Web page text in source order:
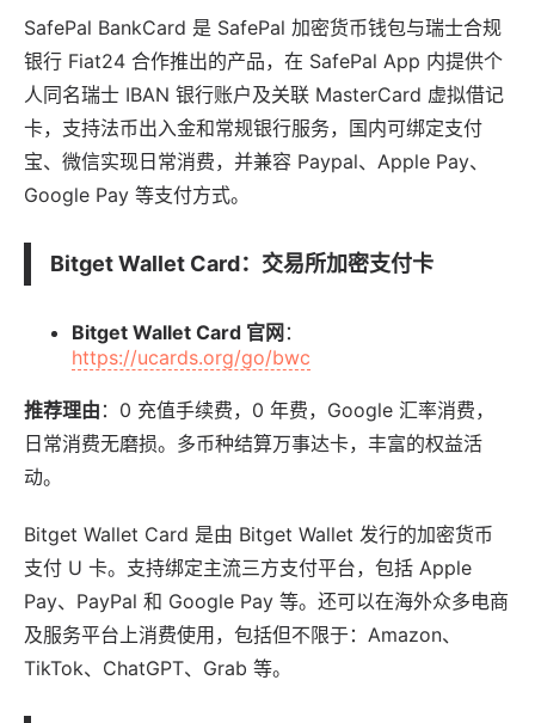
SafePal BankCard 是 SafePal 加密货币钱包与瑞士合规
银行 Fiat24 合作推出的产品，在 SafePal App 内提供个
人同名瑞士 IBAN 银行账户及关联 MasterCard 虚拟借记
卡，支持法币出入金和常规银行服务，国内可绑定支付
宝、微信实现日常消费，并兼容 Paypal、Apple Pay、
Google Pay 等支付方式。
Bitget Wallet Card：交易所加密支付卡
Bitget Wallet Card 官网 ：
https://ucards.org/go/bwc
推荐理由 ：0 充值手续费，0 年费，Google 汇率消费，
日常消费无磨损。多币种结算万事达卡，丰富的权益活
动。
Bitget Wallet Card 是由 Bitget Wallet 发行的加密货币
支付 U 卡。支持绑定主流三方支付平台，包括 Apple
Pay、PayPal 和 Google Pay 等。还可以在海外众多电商
及服务平台上消费使用，包括但不限于：Amazon、
TikTok、ChatGPT、Grab 等。